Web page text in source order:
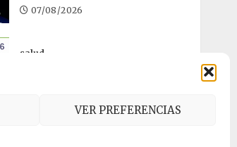
VER PREFERENCIAS
07/08/2026
salud